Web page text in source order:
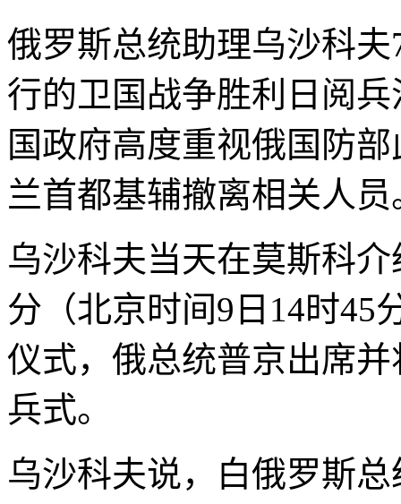
俄罗斯总统助理乌沙科
行的卫国战争胜利日阅
国政府高度重视俄国防
兰首都基辅撤离相关人员
乌沙科夫当天在莫斯科
分（北京时间9日14时45
仪式，俄总统普京出席
兵式。
乌沙科夫说，白俄罗斯